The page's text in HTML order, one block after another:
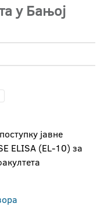
у Бањој
јавне
ELISA (EL-10) за